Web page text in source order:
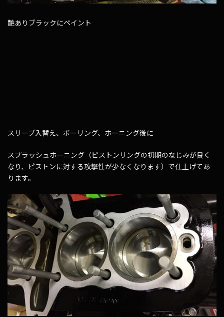
艶ありブラックにペイント
スリーブ入替え、ボーリング、ホーニング後に
スプラッシュホーニング（ピストンリングの初期のなじみが良く
なり、ピストンに対する攻撃性が少なくなります）で仕上げてあ
ります。